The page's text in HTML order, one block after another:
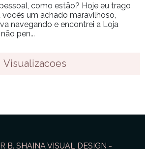
como estão? Hoje eu trago
vocês um achado maravilhoso,
navegando e encontrei a Loja
pen...
Visualizacoes
B. SHAINA VISUAL DESIGN -